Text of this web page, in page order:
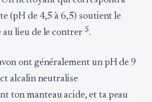
(pH de 4,5 à 6,5) soutient le
au lieu de le contrer 5.
ont généralement un pH de 9
alcalin neutralise
ton manteau acide, et ta peau